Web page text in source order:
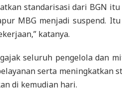
standarisasi dari BGN
MBG menjadi suspend.
katanya.
seluruh pengelola dan
serta meningkatkan
di kemudian hari.